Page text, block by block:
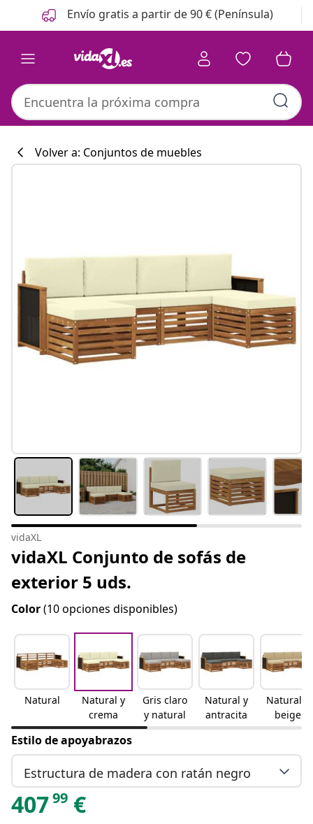
Anterior
Siguiente Envío gratis a partir de 90 € (Península)
Volver a: Conjuntos de muebles
vidaXL
vidaXL Conjunto de sofás de
exterior 5 uds.
Color(10 opciones disponibles)
Natural
Natural y
crema
Gris claro
y natural
Natural y
antracita
Natural y
beige
Estilo de apoyabrazos
Estructura de madera con ratán negro
40799 €